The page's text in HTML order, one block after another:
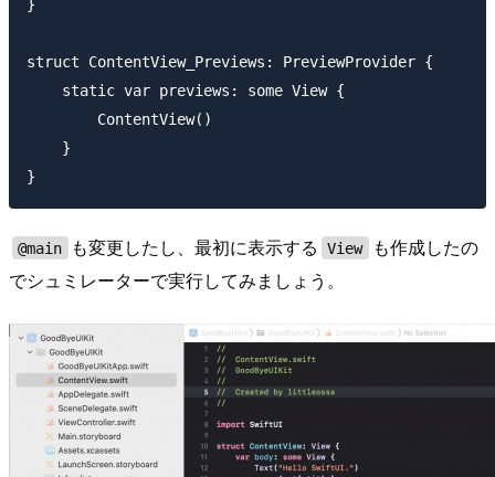
}
struct ContentView_Previews: PreviewProvider {
    static var previews: some View {
        ContentView()
    }
@main も変更したし、最初に表示する View
も作成したの
でシュミレーターで実行してみましょう。